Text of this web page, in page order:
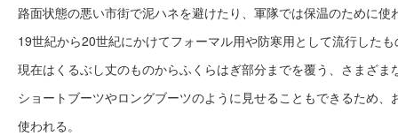
路面状態の悪い市街で泥ハネを避けたり、軍隊では保温のために使
19世紀から20世紀にかけてフォーマル用や防寒用として流行した
現在はくるぶし丈のものからふくらはぎ部分までを覆う、さまざま
ショートブーツやロングブーツのように見せることもできるため、
使われる。